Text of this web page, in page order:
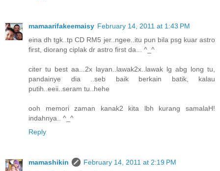
mamaarifakeemaisy February 14, 2011 at 1:43 PM
eina dh tgk..tp CD RM5 jer..ngee..itu pun bila psg kuar astro
first, diorang ciplak dr astro first da... ^_^
citer tu best aa...2x layan..lawak2x..lawak lg abg long tu,
pandainye dia ..seb baik berkain batik, kalau
putih..eeii..seram tu..hehe
ooh memori zaman kanak2 kita lbh kurang samalaH!
indahnya.. ^_^
Reply
mamashikin
February 14, 2011 at 2:19 PM